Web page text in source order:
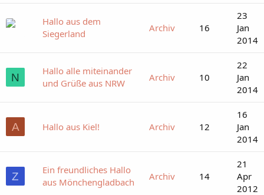
Hallo aus dem
Siegerland
Archiv 16
23
Jan
2014
N
Hallo alle miteinander
und Grüße aus NRW
Archiv 10
22
Jan
2014
A Hallo aus Kiel! Archiv 12
16
Jan
2014
Z
Ein freundliches Hallo
aus Mönchengladbach
Archiv 14
21
Apr
2012